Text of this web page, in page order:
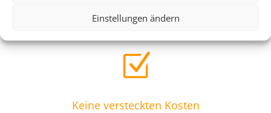
Einstellungen ändern
Übernahme“
Z
Keine versteckten Kosten